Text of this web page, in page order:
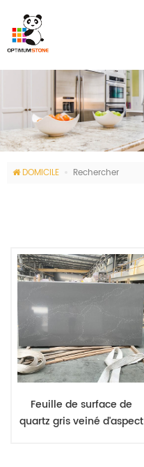
DOMICILE Rechercher
Feuille de surface de
quartz gris veiné d'aspect